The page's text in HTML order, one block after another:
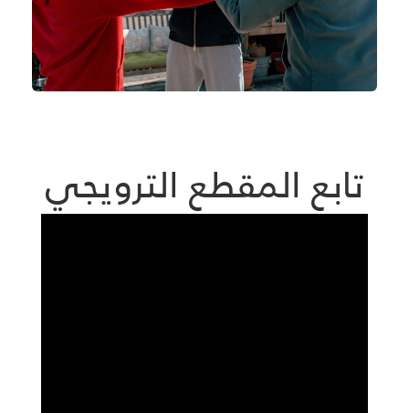
تابع المقطع الترويجي